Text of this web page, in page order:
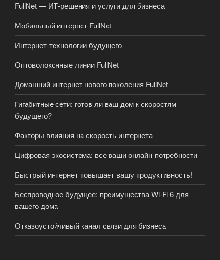
FullNet — ИТ-решения и услуги для бизнеса
Мобильный интернет FullNet
Интернет-технологии будущего
Оптоволоконные линии FullNet
Домашний интернет нового поколения FullNet
Гигабитные сети: готов ли ваш дом к скоростям
будущего?
Факторы влияния на скорость интернета
Цифровая экосистема: все ваши онлайн-потребности
Быстрый интернет повышает вашу продуктивность!
Беспроводное будущее: преимущества Wi-Fi 6 для
вашего дома
Отказоустойчивый канал связи для бизнеса